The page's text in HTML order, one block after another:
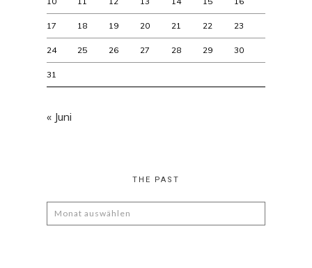
17 18 19 20 21 22 23
24 25 26 27 28 29 30
31
« Juni
THE PAST
The
Past